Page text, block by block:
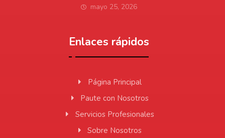
mayo 25, 2026
Enlaces rápidos
Página Principal
Paute con Nosotros
Servicios Profesionales
Sobre Nosotros